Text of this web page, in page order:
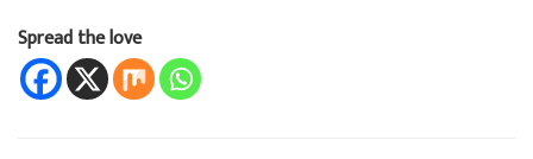
Spread the love